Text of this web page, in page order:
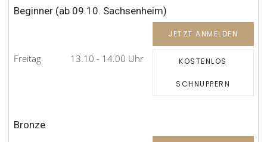
Beginner (ab 09.10. Sachsenheim)
Freitag 13.10 - 14.00 Uhr
JETZT ANMELDEN
KOSTENLOS
SCHNUPPERN
Bronze